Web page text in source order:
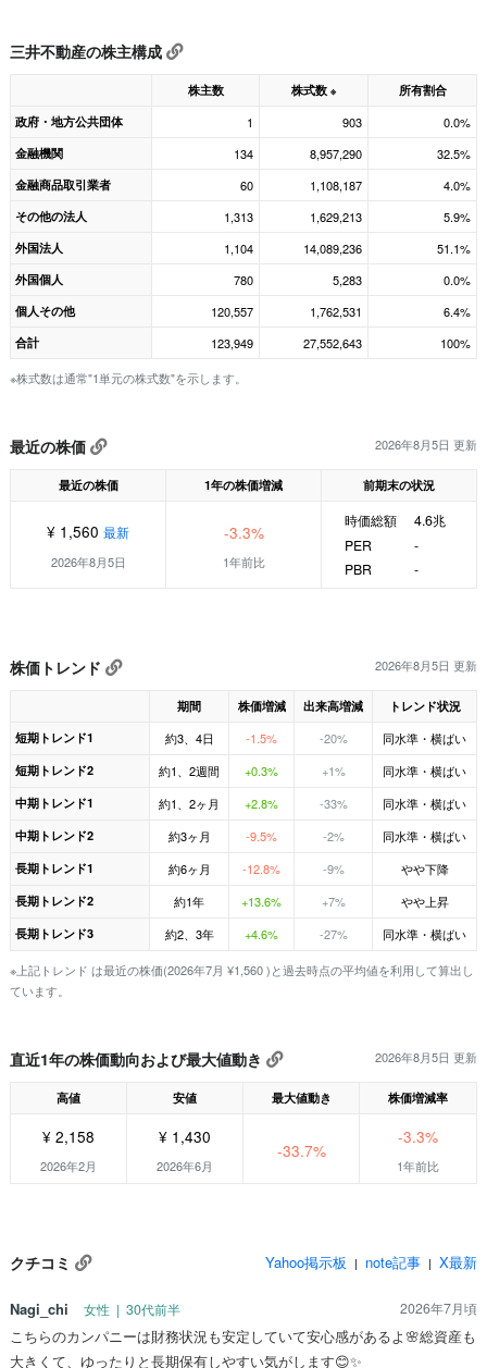
三井不動産の株主構成
株主数 株式数 ※
所有割合
政府・地方公共団体
1 903 0.0%
金融機関 134 8,957,290 32.5%
金融商品取引業者 60 1,108,187 4.0%
その他の法人 1,313 1,629,213 5.9%
外国法人 1,104 14,089,236 51.1%
外国個人 780 5,283 0.0%
個人その他 120,557 1,762,531 6.4%
合計 123,949 27,552,643
100%
※株式数は通常"1単元の株式数"を示します。
最近の株価 2026年8月5日 更新
最近の株価 1年の株価増減 前期末の状況
¥ 1,560 最新
2026年8月5日
-3.3%
1年前比
時価総額
4.6兆
PER
-
PBR
-
株価トレンド 2026年8月5日 更新
期間 株価増減 出来高増減
トレンド状況
短期トレンド1
約3、4日 -1.5% -20% 同水準・横ばい
短期トレンド2 約1、2週間 +0.3% +1% 同水準・横ばい
中期トレンド1 約1、2ヶ月 +2.8% -33% 同水準・横ばい
中期トレンド2 約3ヶ月 -9.5% -2% 同水準・横ばい
長期トレンド1 約6ヶ月 -12.8% -9% やや下降
長期トレンド2 約1年 +13.6% +7% やや上昇
長期トレンド3 約2、3年 +4.6% -27% 同水準・横ばい
※上記トレンド は最近の株価(2026年7月 ¥1,560 )と過去時点の平均値を利用して算出し
ています。
直近1年の株価動向および最大値動き 2026年8月5日 更新
高値 安値 最大値動き 株価増減率
¥ 2,158
2026年2月
¥ 1,430
2026年6月
-33.7%
-3.3%
1年前比
クチコミ Yahoo掲示板 | note記事 | X最新
Nagi_chi 女性 | 30代前半 2026年7月頃
こちらのカンパニーは財務状況も安定していて安心感があるよ🌸総資産も
大きくて、ゆったりと長期保有しやすい気がします😊✨